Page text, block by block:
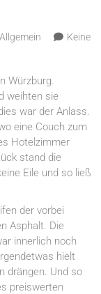
Allgemein
Keine
Würzburg.
weihten sie
war der Anlass.
eine Couch zum
Hotelzimmer
stand die
Eile und so ließ
der vorbei
Asphalt. Die
innerlich noch
hielt
drängen. Und so
preiswerten